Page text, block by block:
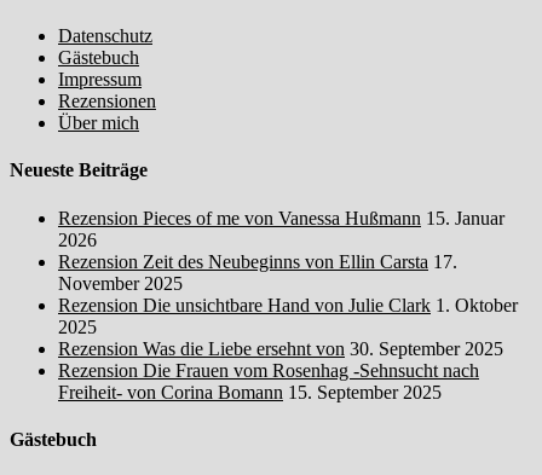
Datenschutz
Gästebuch
Impressum
Rezensionen
Über mich
Neueste Beiträge
Rezension Pieces of me von Vanessa Hußmann 15. Januar
2026
Rezension Zeit des Neubeginns von Ellin Carsta 17.
November 2025
Rezension Die unsichtbare Hand von Julie Clark 1. Oktober
2025
Rezension Was die Liebe ersehnt von 30. September 2025
Rezension Die Frauen vom Rosenhag -Sehnsucht nach
Freiheit- von Corina Bomann 15. September 2025
Gästebuch